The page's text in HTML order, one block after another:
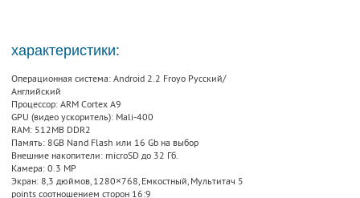
характеристики:
Операционная система: Android 2.2 Froyo Русский/
Английский
Процессор: ARM Cortex A9
GPU (видео ускоритель): Mali-400
RAM: 512MB DDR2
Память: 8GB Nand Flash или 16 Gb на выбор
Внешние накопители: microSD до 32 Гб.
Камера: 0.3 MP
Экран: 8,3 дюймов, 1280×768, Емкостный, Мультитач 5
points соотношением сторон 16:9